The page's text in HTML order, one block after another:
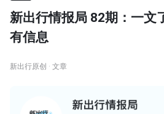
新出行情报局 82期：一文
有信息
新出行原创 · 文章